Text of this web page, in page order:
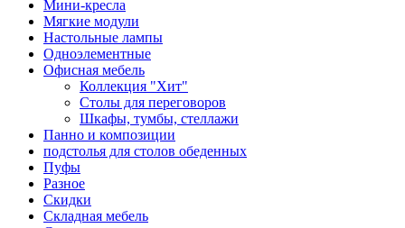
Мини-кресла
Мягкие модули
Настольные лампы
Одноэлементные
Офисная мебель
Коллекция "Хит"
Столы для переговоров
Шкафы, тумбы, стеллажи
Панно и композиции
подстолья для столов обеденных
Пуфы
Разное
Скидки
Складная мебель